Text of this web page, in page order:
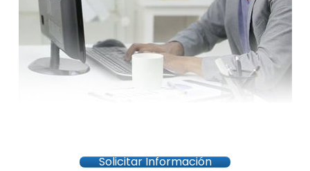
Solicitar Información